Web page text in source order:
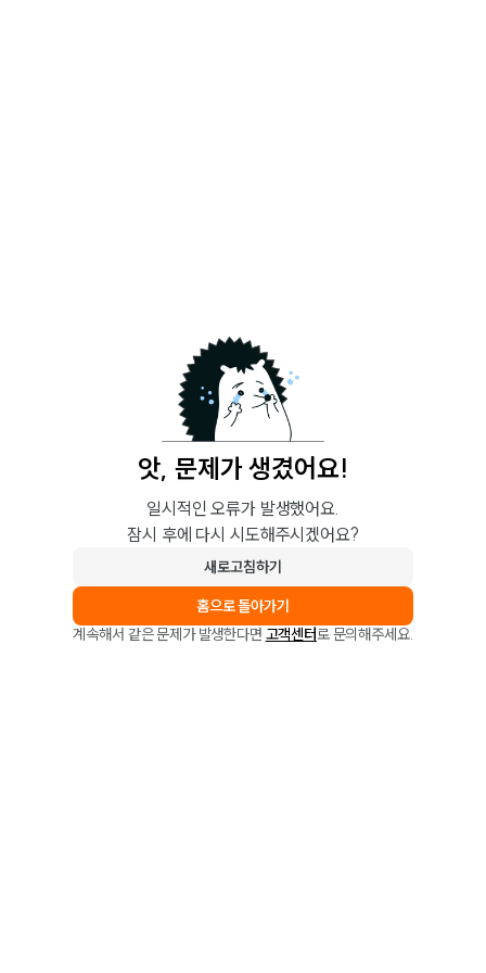
앗, 문제가 생겼어요!
일시적인 오류가 발생했어요.
잠시 후에 다시 시도해주시겠어요?
새로고침하기
홈으로 돌아가기
계속해서 같은 문제가 발생한다면 고객센터로 문의해주세요.